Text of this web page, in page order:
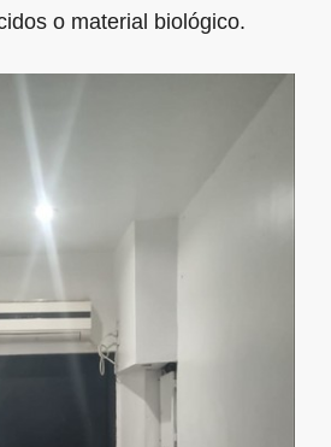
o material biológico.